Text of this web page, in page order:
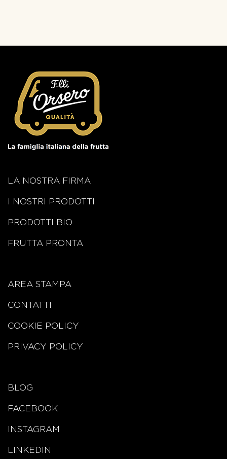
LA NOSTRA FIRMA
I NOSTRI PRODOTTI
PRODOTTI BIO
FRUTTA PRONTA
AREA STAMPA
CONTATTI
COOKIE POLICY
PRIVACY POLICY
BLOG
FACEBOOK
INSTAGRAM
LINKEDIN